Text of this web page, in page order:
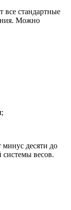
все стандартные
Можно
минус десяти до
системы весов.